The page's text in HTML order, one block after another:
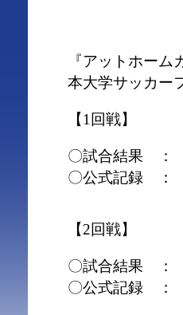
『アットホー
本大学サッカー
【1回戦】
〇試合結果 ：
〇公式記録 ：
【2回戦】
〇試合結果 ：
〇公式記録 ：